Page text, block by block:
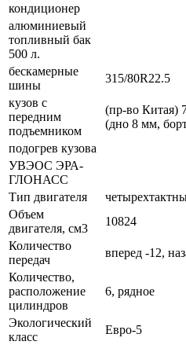
кондиционер
алюминиевый
топливный бак
500 л.
бескамерные
шины
315/80R22.5
кузов с
передним
подъемником
(пр-во Китая)
(дно 8 мм,
подогрев кузова
УВЭОС ЭРА-
ГЛОНАСС
Тип двигателя
Объем
двигателя, см3
10824
Количество
передач
вперед -12,
Количество,
расположение
цилиндров
6, рядное
Экологический
класс
Евро-5